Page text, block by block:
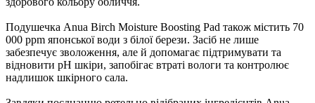
Подушечка Anua Birch Moisture Boosting Pad також містить 70
000 ppm японської води з білої берези. Засіб не лише
забезпечує зволоження, але й допомагає підтримувати та
відновити pH шкіри, запобігає втраті вологи та контролює
надлишок шкірного сала.